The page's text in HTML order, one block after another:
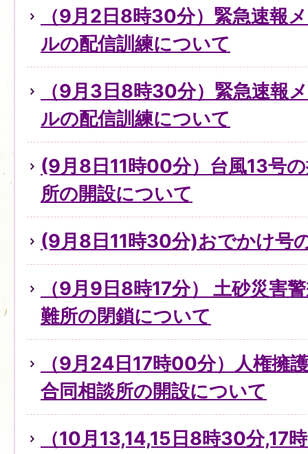
（9月2日8時30分）緊急速報
ルの配信訓練について
（9月3日8時30分）緊急速報
ルの配信訓練について
(9月8日11時00分）台風13号
所の開設について
(9月8日11時30分)おでかけ号
（9月9日8時17分） 土砂災害
難所の閉鎖について
（9月24日17時00分）人権擁
合同相談所の開設について
（10月13,14,15日8時30分,17